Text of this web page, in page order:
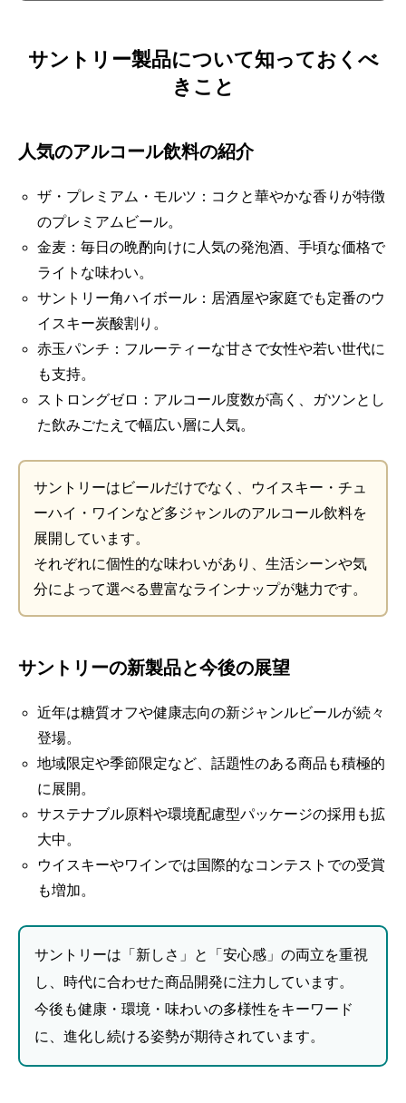
サントリー製品について知っておくべ
きこと
人気のアルコール飲料の紹介
ザ・プレミアム・モルツ：コクと華やかな香りが特徴
のプレミアムビール。
金麦：毎日の晩酌向けに人気の発泡酒、手頃な価格で
ライトな味わい。
サントリー角ハイボール：居酒屋や家庭でも定番のウ
イスキー炭酸割り。
赤玉パンチ：フルーティーな甘さで女性や若い世代に
も支持。
ストロングゼロ：アルコール度数が高く、ガツンとし
た飲みごたえで幅広い層に人気。
サントリーはビールだけでなく、ウイスキー・チュ
ーハイ・ワインなど多ジャンルのアルコール飲料を
展開しています。
それぞれに個性的な味わいがあり、生活シーンや気
分によって選べる豊富なラインナップが魅力です。
サントリーの新製品と今後の展望
近年は糖質オフや健康志向の新ジャンルビールが続々
登場。
地域限定や季節限定など、話題性のある商品も積極的
に展開。
サステナブル原料や環境配慮型パッケージの採用も拡
大中。
ウイスキーやワインでは国際的なコンテストでの受賞
も増加。
サントリーは「新しさ」と「安心感」の両立を重視
し、時代に合わせた商品開発に注力しています。
今後も健康・環境・味わいの多様性をキーワード
に、進化し続ける姿勢が期待されています。